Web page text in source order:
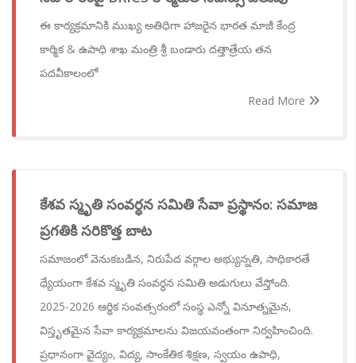
ఈ కార్యక్రమానికి ముఖ్య అతిధిగా హాజరైన భారత మాజీ కేంద్ర
కార్మిక & ఉపాధి శాఖ మంత్రి శ్రీ బండారు దత్తాత్రేయ తన
పదవీకాలంలో
Read More
కేశవ స్మృతి సంవర్ధన సమితి సేవా ప్రస్థానం: సమాజ
ప్రగతికి సరికొత్త బాట
సమాజంలో వెనుకబడిన, నిరుపేద వర్గాల అభ్యున్నతి, సాధికారతే
ధ్యేయంగా కేశవ స్మృతి సంవర్ధన సమితి అడుగులు వేస్తోంది.
2025-2026 ఆర్థిక సంవత్సరంలో సంస్థ ఎన్నో వినూత్నమైన,
విస్తృతమైన సేవా కార్యక్రమాలను విజయవంతంగా నిర్వహించింది.
ప్రధానంగా వైద్యం, విద్య, సాంకేతిక శిక్షణ, స్వయం ఉపాధి,